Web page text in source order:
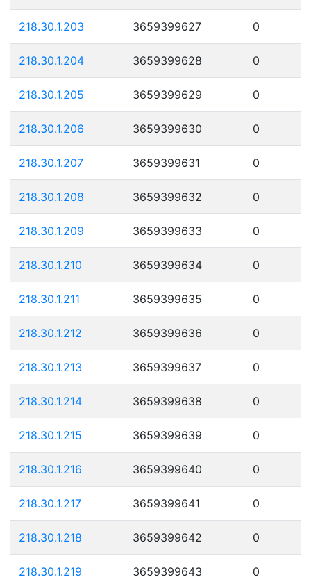
218.30.1.203 3659399627 0
218.30.1.204 3659399628 0
218.30.1.205 3659399629 0
218.30.1.206 3659399630 0
218.30.1.207 3659399631 0
218.30.1.208 3659399632 0
218.30.1.209 3659399633 0
218.30.1.210 3659399634 0
218.30.1.211 3659399635 0
218.30.1.212 3659399636 0
218.30.1.213 3659399637 0
218.30.1.214 3659399638 0
218.30.1.215 3659399639 0
218.30.1.216 3659399640 0
218.30.1.217 3659399641 0
218.30.1.218 3659399642 0
218.30.1.219 3659399643 0